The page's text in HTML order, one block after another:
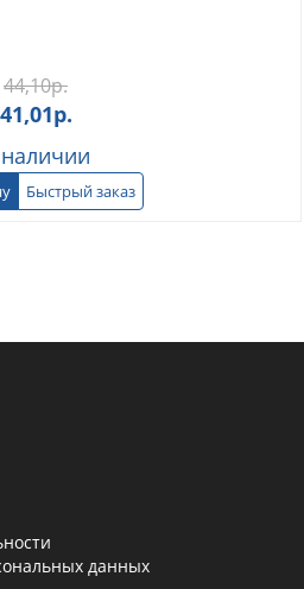
44,10р.
41,01р.
Быстрый заказ
данных